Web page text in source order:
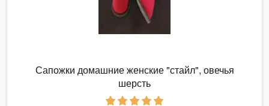
Сапожки домашние женские "стайл", овечья
шерсть